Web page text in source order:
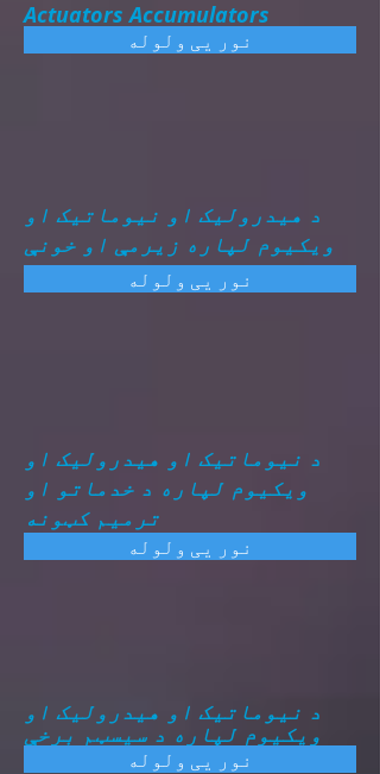
Actuators Accumulators
نور یی ولوله
د هیدرولیک او نیوماتیک او
ویکیوم لپاره زیرمې او خونې
نور یی ولوله
د نیوماتیک او هیدرولیک او
ویکیوم لپاره د خدماتو او
ترمیم کټونه
نور یی ولوله
د نیوماتیک او هیدرولیک او
ویکیوم لپاره د سیسټم برخې
نور یی ولوله